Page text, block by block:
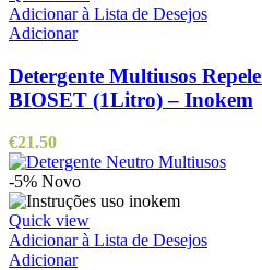
Adicionar à Lista de Desejos
Adicionar
Detergente Multiusos
BIOSET (1Litro) – Inokem
€21.50
-5% Novo
Quick view
Adicionar à Lista de Desejos
Adicionar